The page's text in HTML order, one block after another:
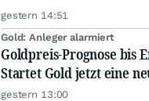
gestern 14:51
Gold: Anleger alarmiert
Goldpreis-Prognose bis
Startet Gold jetzt eine
gestern 13:00